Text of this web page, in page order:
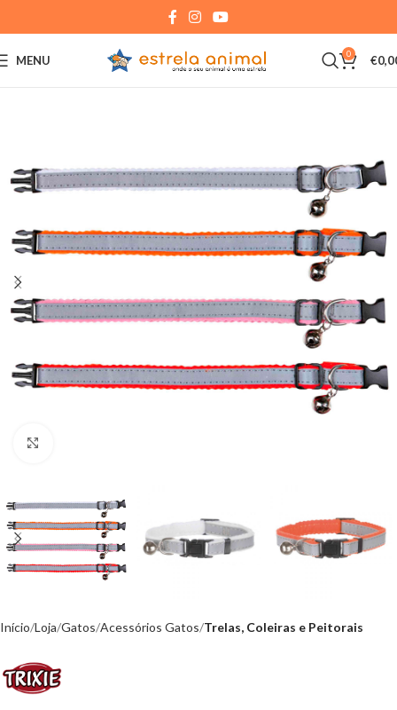
MENU 0 €
Início Loja Gatos Acessórios Gatos Trelas, Coleiras e Peitorais